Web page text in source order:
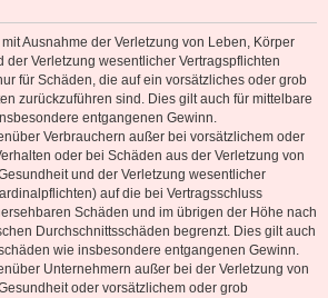
Ausnahme der Verletzung von Leben, Körper
der Verletzung wesentlicher Vertragspflichten
für Schäden, die auf ein vorsätzliches oder grob
zurückzuführen sind. Dies gilt auch für mittelbare
entgangenen Gewinn.
Verbrauchern außer bei vorsätzlichem oder
oder bei Schäden aus der Verletzung von
und der Verletzung wesentlicher
auf die bei Vertragsschluss
Schäden und im übrigen der Höhe nach
Durchschnittsschäden begrenzt. Dies gilt auch
wie insbesondere entgangenen Gewinn.
Unternehmern außer bei der Verletzung von
oder vorsätzlichem oder grob